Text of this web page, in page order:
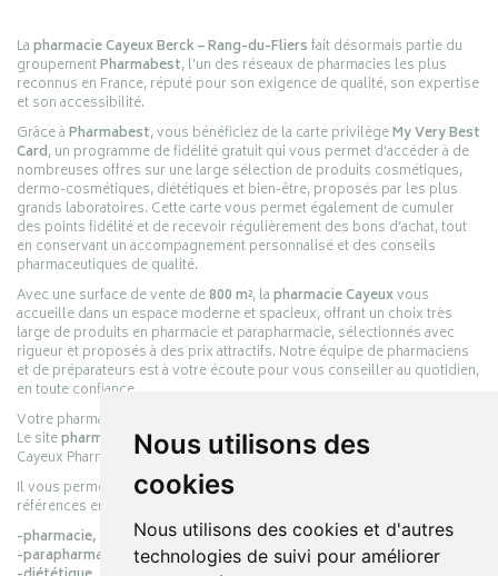
Nous utilisons des
cookies
Nous utilisons des cookies et d'autres
technologies de suivi pour améliorer
Lapharmacie Cayeux Berck – Rang-du-Fliersfait désormais partie du
groupementPharmabest, l’un des réseaux de pharmacies les plus
reconnus en France, réputé pour son exigence de qualité, son expertise
et son accessibilité.
Grâce àPharmabest, vous bénéficiez de la carte privilègeMy Very Best
Card, un programme de fidélité gratuit qui vous permet d’accéder à de
nombreuses offres sur une large sélection de produits cosmétiques,
dermo-cosmétiques, diététiques et bien-être, proposés par les plus
grands laboratoires. Cette carte vous permet également de cumuler
des points fidélité et de recevoir régulièrement des bons d’achat, tout
en conservant un accompagnement personnalisé et des conseils
pharmaceutiques de qualité.
Avec une surface de vente de800 m², lapharmacie Cayeuxvous
accueille dans un espace moderne et spacieux, offrant un choix très
large de produits en pharmacie et parapharmacie, sélectionnés avec
rigueur et proposés à des prix attractifs. Notre équipe de pharmaciens
et de préparateurs est à votre écoute pour vous conseiller au quotidien,
en toute confiance.
Votre pharmacie en ligne :
Le sitepharmacie-cayeux.frest le prolongement digital de la pharmacie
Cayeux Pharmabest Berck-sur-Mer – Rang-du-Fliers.
Il vous permet de réaliser vos achats en ligne parmi des milliers de
références en :
-pharmacie,
-parapharmacie,